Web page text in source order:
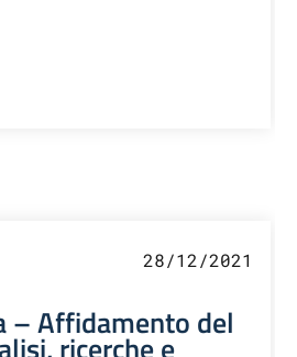
28/12/2021
– Affidamento del